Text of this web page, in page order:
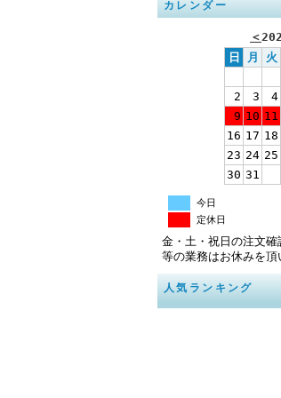
カレンダー
＜
日
月 火
2
3 4
9 10 11
16 17 18
23 24 25
30 31
今日
定休日
金・土・祝日の注文
等の業務はお休みを頂
人気ランキング